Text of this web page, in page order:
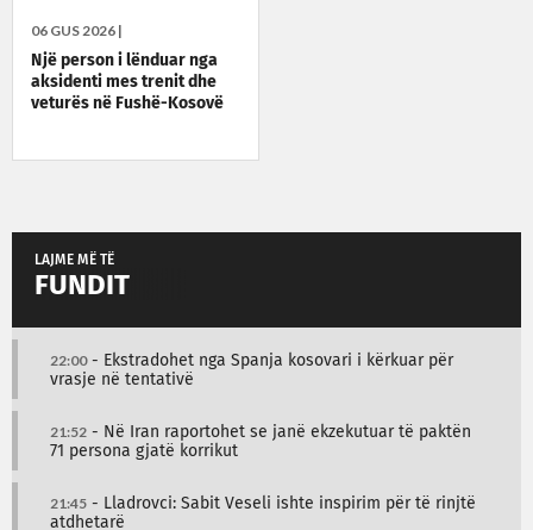
06 GUS 2026 |
Një person i lënduar nga
aksidenti mes trenit dhe
veturës në Fushë-Kosovë
LAJME MË TË
FUNDIT
22:00- Ekstradohet nga Spanja kosovari i kërkuar për
vrasje në tentativë
21:52 - Në Iran raportohet se janë ekzekutuar të paktën
71 persona gjatë korrikut
21:45 - Lladrovci: Sabit Veseli ishte inspirim për të rinjtë
atdhetarë